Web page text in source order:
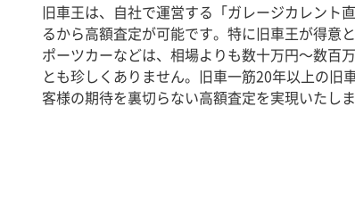
旧車王は、自社で運営する「ガレージカレント
るから高額査定が可能です。特に旧車王が得意
ポーツカーなどは、相場よりも数十万円～数百
とも珍しくありません。旧車一筋20年以上の旧
客様の期待を裏切らない高額査定を実現いたしま